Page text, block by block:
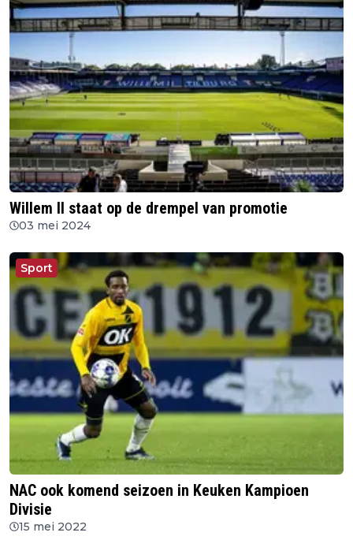
Willem II staat op de drempel van promotie
03 mei 2024
Sport
NAC ook komend seizoen in Keuken Kampioen
Divisie
15 mei 2022